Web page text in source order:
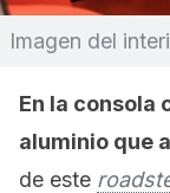
Imagen del
En la consola
aluminio que
de este